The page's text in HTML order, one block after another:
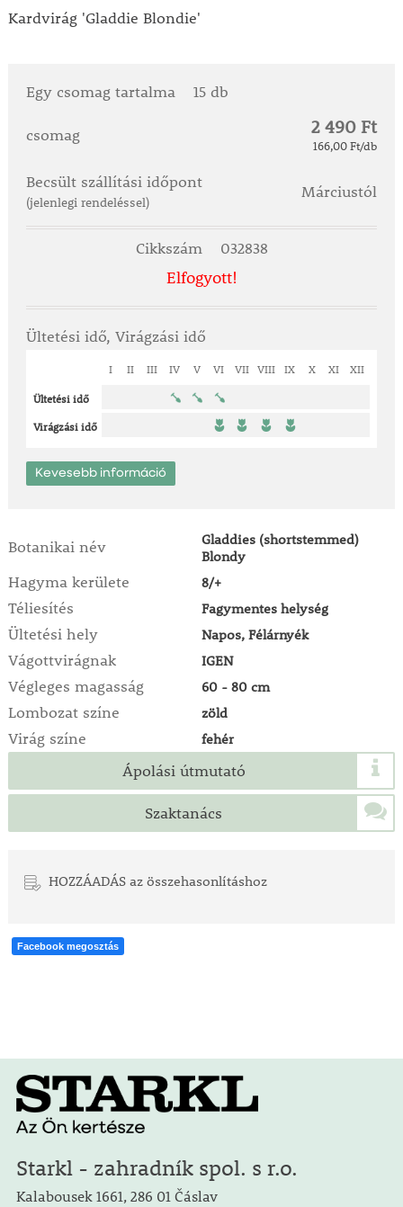
Kardvirág 'Gladdie Blondie'
Egy csomag tartalma 15 db
csomag 2 490 Ft
166,00 Ft/db
Becsült szállítási időpont
(jelenlegi rendeléssel)
Márciustól
Cikkszám 032838
Elfogyott!
Ültetési idő, Virágzási idő
I II III IV V VI VII VIII IX X XI XII
Ültetési idő
Virágzási idő
Kevesebb információ
Botanikai név
Gladdies (shortstemmed)
Blondy
Hagyma kerülete 8/+
Téliesítés Fagymentes helység
Ültetési hely Napos, Félárnyék
Vágottvirágnak IGEN
Végleges magasság 60 - 80 cm
Lombozat színe zöld
Virág színe fehér
Ápolási útmutató
Szaktanács
HOZZÁADÁS az összehasonlításhoz
Facebook megosztás
Starkl - zahradník spol. s r.o.
Kalabousek 1661, 286 01 Čáslav